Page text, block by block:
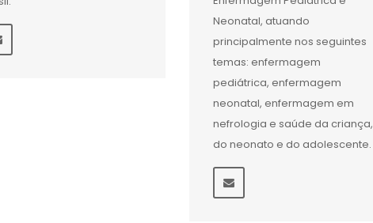
Neonatal, atuando
principalmente nos seguintes
temas: enfermagem
pediátrica, enfermagem
neonatal, enfermagem em
nefrologia e saúde da criança,
do neonato e do adolescente.